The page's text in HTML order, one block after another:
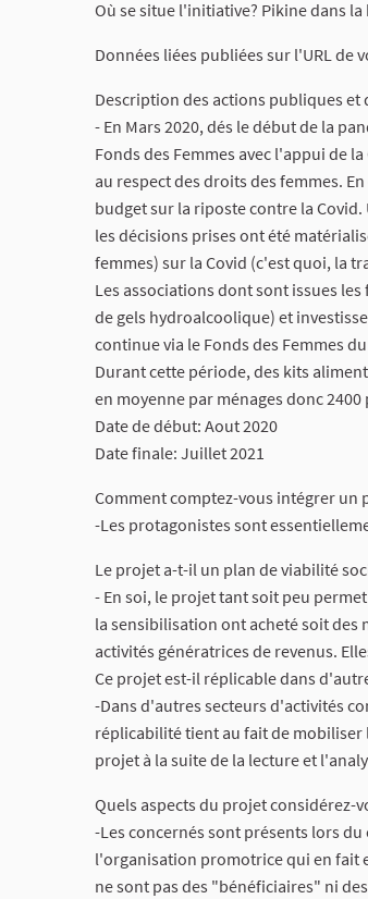
Où se situe l'initiative? Pikine dans
Données liées publiées sur l'URL de
Description des actions publiques et
- En Mars 2020, dés le début de la
Fonds des Femmes avec l'appui de
au respect des droits des femmes.
budget sur la riposte contre la
les décisions prises ont été
femmes) sur la Covid (c'est quoi, la
Les associations dont sont issues
de gels hydroalcoolique) et
continue via le Fonds des Femmes
Durant cette période, des kits
en moyenne par ménages donc
Date de début: Aout 2020
Date finale: Juillet 2021
Comment comptez-vous intégrer un
-Les protagonistes sont
Le projet a-t-il un plan de viabilité
- En soi, le projet tant soit peu
la sensibilisation ont acheté soit des
activités génératrices de revenus.
Ce projet est-il réplicable dans
-Dans d'autres secteurs d'activités
réplicabilité tient au fait de mobiliser
projet à la suite de la lecture et
Quels aspects du projet considérez-
-Les concernés sont présents lors
l'organisation promotrice qui en fait
ne sont pas des "bénéficiaires" ni